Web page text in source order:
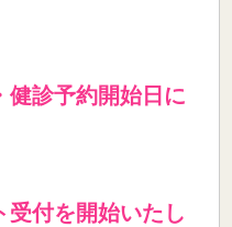
健診予約開始日に
受付を開始いたし